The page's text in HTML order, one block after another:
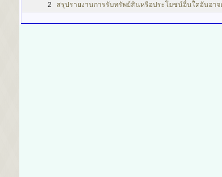
2
สรุปรายงานการรับทรัพย์สินหรือประโยชน์อื่นใดอันอา